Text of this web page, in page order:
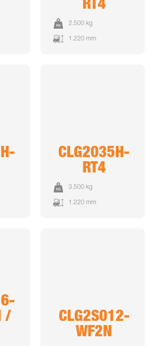
RT4
2.500 kg
1.220 mm
CLG2035H-
RT4
3.500 kg
1.220 mm
/
CLG2S012-
WF2N